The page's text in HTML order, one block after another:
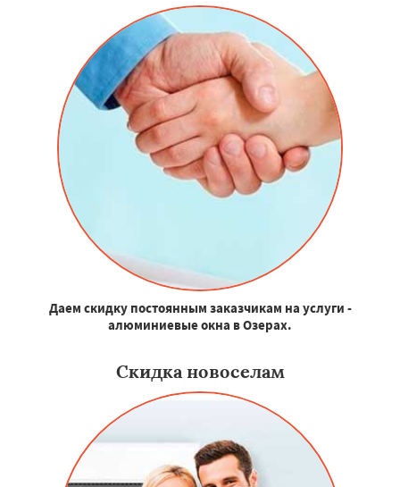
Даем скидку постоянным заказчикам на услуги -
алюминиевые окна в Озерах.
Скидка новоселам